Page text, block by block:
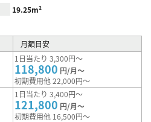
19.25m²
月額目安
1日当たり 3,300円～
118,800 円/月～
初期費用他 22,000円～
1日当たり 3,400円～
121,800 円/月～
初期費用他 16,500円～